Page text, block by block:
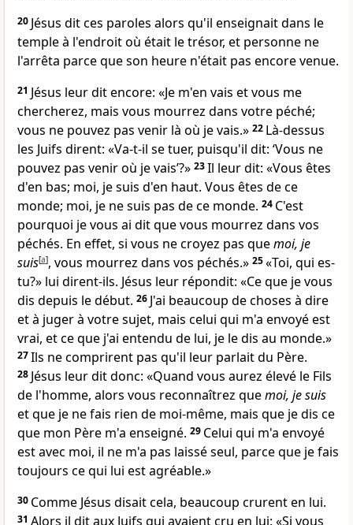
20 Jésus dit ces paroles alors qu'il enseignait dans le
temple à l'endroit où était le trésor, et personne ne
l'arrêta parce que son heure n'était pas encore venue.
21 Jésus leur dit encore: «Je m'en vais et vous me
chercherez, mais vous mourrez dans votre péché;
vous ne pouvez pas venir là où je vais.» 22 Là-dessus
les Juifs dirent: «Va-t-il se tuer, puisqu'il dit: ‘Vous ne
pouvez pas venir où je vais’?» 23Il leur dit: «Vous êtes
d'en bas; moi, je suis d'en haut. Vous êtes de ce
monde; moi, je ne suis pas de ce monde. 24 C'est
pourquoi je vous ai dit que vous mourrez dans vos
péchés. En effet, si vous ne croyez pas quemoi, je
suis[a], vous mourrez dans vos péchés.» 25«Toi, qui es-
tu?» lui dirent-ils. Jésus leur répondit: «Ce que je vous
dis depuis le début. 26 J'ai beaucoup de choses à dire
et à juger à votre sujet, mais celui qui m'a envoyé est
vrai, et ce que j'ai entendu de lui, je le dis au monde.»
27Ils ne comprirent pas qu'il leur parlait du Père.
28 Jésus leur dit donc: «Quand vous aurez élevé le Fils
de l'homme, alors vous reconnaîtrez quemoi, je suis
et que je ne fais rien de moi-même, mais que je dis ce
que mon Père m'a enseigné. 29 Celui qui m'a envoyé
est avec moi, il ne m'a pas laissé seul, parce que je fais
toujours ce qui lui est agréable.»
30 Comme Jésus disait cela, beaucoup crurent en lui.
31 Alors il dit aux Juifs qui avaient cru en lui: «Si vous